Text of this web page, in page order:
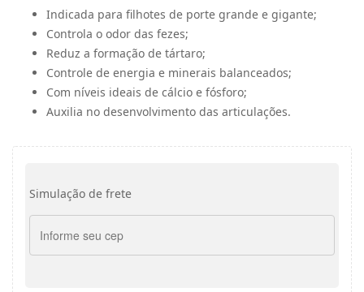
Indicada para filhotes de porte grande e gigante;
Controla o odor das fezes;
Reduz a formação de tártaro;
Controle de energia e minerais balanceados;
Com níveis ideais de cálcio e fósforo;
Auxilia no desenvolvimento das articulações.
Simulação de frete